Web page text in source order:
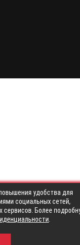
удобства для
социальных сетей,
сервисов. Более